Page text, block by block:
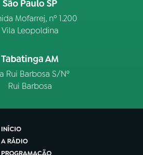
São Paulo SP
Mofarrej, nº 1.200
Vila Leopoldina
Tabatinga AM
Rui Barbosa S/Nº
Rui Barbosa
INÍCIO
A RÁDIO
PROGRAMAÇÃO